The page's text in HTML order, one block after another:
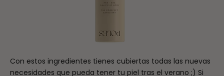
Con estos ingredientes tienes cubiertas todas las nuevas
necesidades que pueda tener tu piel tras el verano ;) Si